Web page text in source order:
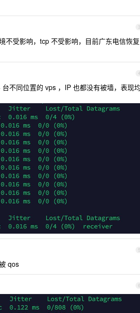
3
不受影响，tcp 不受影响，目前广东电信恢复
4
不同位置的 vps ，IP 也都没有被墙，表现
5
qos
6